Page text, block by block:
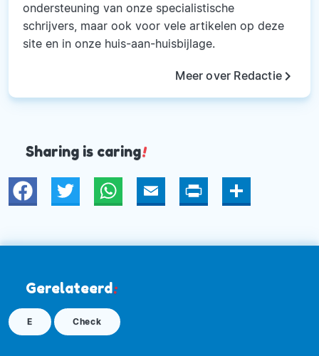
ondersteuning van onze specialistische
schrijvers, maar ook voor vele artikelen op deze
site en in onze huis-aan-huisbijlage.
Meer over Redactiekeyboard_arrow_right
Sharing is caring!
Twitter WhatsAppEmail Print Deel
Gerelateerd:
E Check